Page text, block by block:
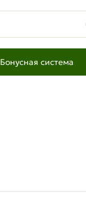
Бонусная система